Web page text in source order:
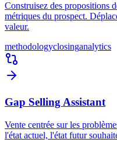
Construisez des propositions
métriques du prospect.
valeur.
methodologyclosinganalytics
Gap Selling Assistant
Vente centrée sur les
l'état actuel, l'état futur